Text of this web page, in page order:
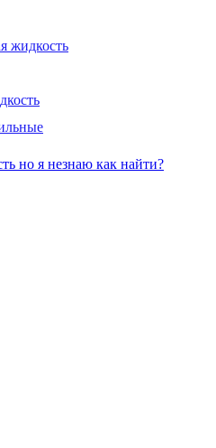
жидкость
но я незнаю как найти?